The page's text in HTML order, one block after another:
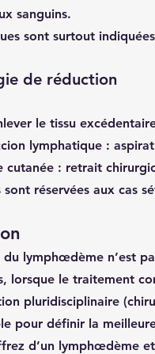
sanguins.
sont surtout
de réduction
le tissu
lymphatique :
cutanée : retrait
sont réservées aux cas
du lymphœdème n’est
lorsque le traitement
pluridisciplinaire
pour définir la
d’un lymphœdème